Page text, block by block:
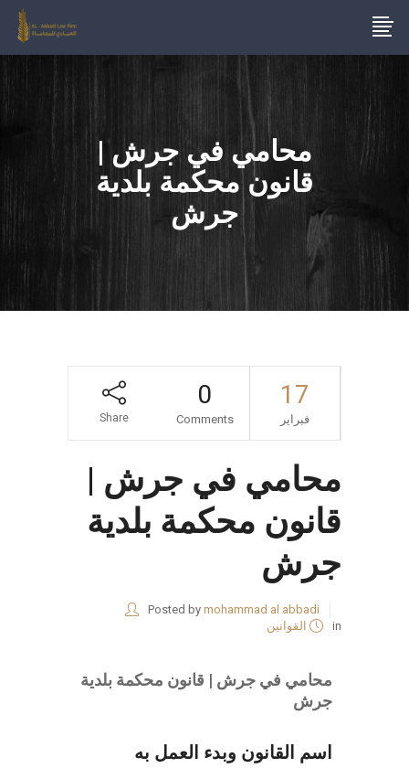
محامي في جرش |
قانون محكمة بلدية
جرش
17
فبراير
0
Comments
Share
محامي في جرش |
قانون محكمة بلدية
جرش
Posted by mohammad al abbadi
in
القوانين
محامي في جرش | قانون محكمة بلدية
جرش
اسم القانون وبدء العمل به